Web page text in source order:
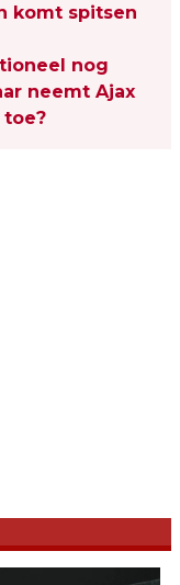
komt spitsen
nog
neemt Ajax
toe?